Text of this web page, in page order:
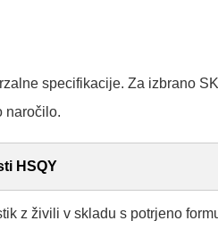
specifikacije. Za izbrano
naročilo.
HSQY
z živili v skladu s potrjeno